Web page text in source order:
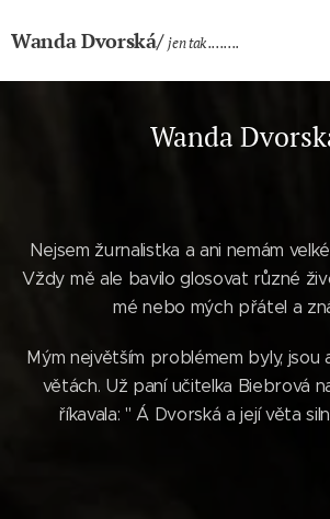
Wanda Dvorská/jen tak ........
Wanda
Nejsem žurnalistka a ani nemám
Vždy mě ale bavilo glosovat různé
mé nebo mých přátel a
Mým největším problémem byly, jsou
větách. Už paní učitelka Biebrová
říkavala: " Á Dvorská a její věta